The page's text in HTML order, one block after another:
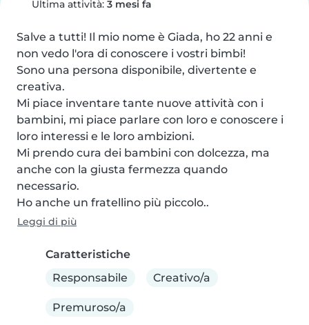
Ultima attività: 3 mesi fa
Salve a tutti! Il mio nome è Giada, ho 22 anni e
non vedo l'ora di conoscere i vostri bimbi!
Sono una persona disponibile, divertente e
creativa.
Mi piace inventare tante nuove attività con i
bambini, mi piace parlare con loro e conoscere i
loro interessi e le loro ambizioni.
Mi prendo cura dei bambini con dolcezza, ma
anche con la giusta fermezza quando
necessario.
Ho anche un fratellino più piccolo..
Leggi di più
Caratteristiche
Responsabile
Creativo/a
Premuroso/a